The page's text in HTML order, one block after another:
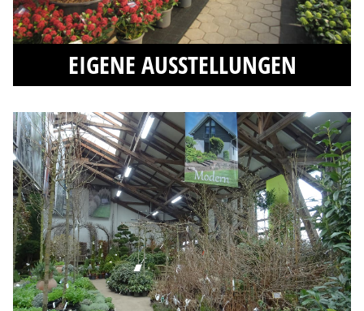
EIGENE AUSSTELLUNGEN